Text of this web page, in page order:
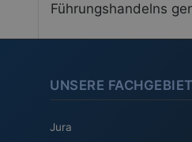
Führungshandelns
UNSERE
Jura